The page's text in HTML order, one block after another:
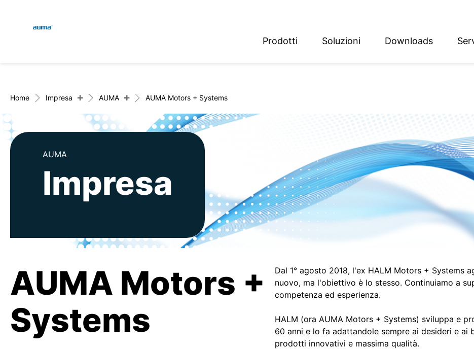
Prodotti Soluzioni Downloads
Europa
Asia e Pacifico
Nord America
Home Impresa + AUMA + AUMA Motors + Systems
AUMA
Impresa
AUMA Motors +
Systems
Dal 1° agosto 2018, l'ex HALM Motors + Systems
nuovo, ma l'obiettivo è lo stesso. Continuiamo a
competenza ed esperienza.
HALM (ora AUMA Motors + Systems) sviluppa e
60 anni e lo fa adattandole sempre ai desideri e
prodotti innovativi e massima qualità.